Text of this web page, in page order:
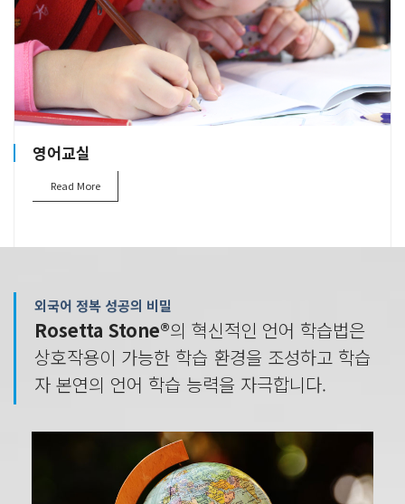
영어교실
Read More
외국어 정복 성공의 비밀
Rosetta Stone®의 혁신적인 언어 학습법은
상호작용이 가능한 학습 환경을 조성하고 학습
자 본연의 언어 학습 능력을 자극합니다.